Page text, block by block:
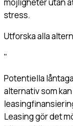
möjligheter utan
stress.
Utforska alla
"
Potentiella
alternativ som
Leasing gör det